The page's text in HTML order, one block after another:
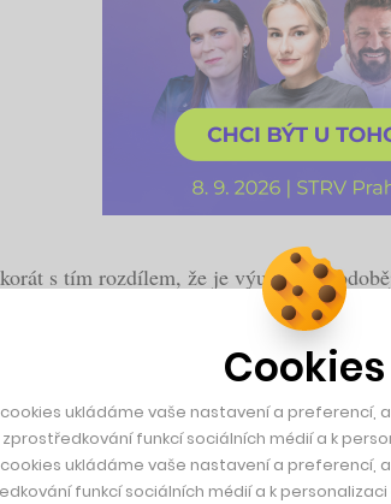
s tím rozdílem, že je výuka
časovém úseku. To se hodí zejména
zaměřujeEDU Effective, které připravilo
den by tak měli studenti do svých
nabízí.
Cookies
ukládáme vaše nastavení a preferencí,
zprostředkování funkcí sociálních médií a k
ukládáme vaše nastavení a preferencí,
funkcí sociálních médií a k